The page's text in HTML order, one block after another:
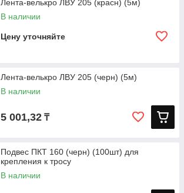
Лента-велькро ЛВУ 205 (красн) (5м)
В наличии
Цену уточняйте
Лента-велькро ЛВУ 205 (черн) (5м)
В наличии
5 001,32 ₸
Подвес ПКТ 160 (черн) (100шт) для
крепления к тросу
В наличии